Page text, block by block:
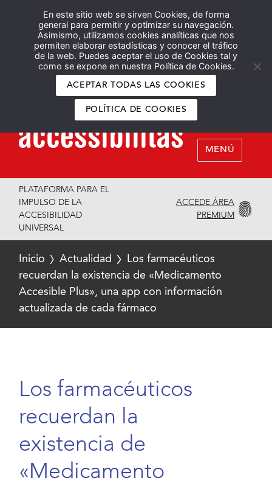
En este sitio web se sirven Cookies, de forma
general para permitir y optimizar su navegación.
Asimismo, utilizamos cookies analíticas que nos
permiten elaborar estadísticas y conocer el tráfico
de la web. Puedes aceptar el uso de Cookies tal y
como se expone en nuestra Política de Cookies.
ACEPTAR TODAS LAS COOKIES
POLÍTICA DE COOKIES
Español English
MENÚ
PLATAFORMA PARA EL
IMPULSO DE LA
ACCESIBILIDAD
UNIVERSAL
ACCEDE ÁREA
PREMIUM
Inicio Actualidad
Los farmacéuticos
recuerdan la existencia de «Medicamento
Accesible Plus», una app con información
actualizada de cada fármaco
Los farmacéuticos
recuerdan la
existencia de
«Medicamento